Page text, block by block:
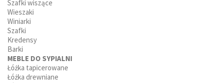
Szafki wiszące
Wieszaki
Winiarki
Szafki
Kredensy
Barki
MEBLE DO SYPIALNI
Łóżka tapicerowane
Łóżka drewniane